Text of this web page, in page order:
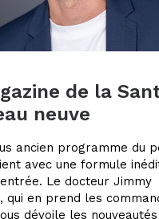
de la
neuve
ancien programme du
avec une formule
Le docteur Jimmy
qui en prend les
dévoile les